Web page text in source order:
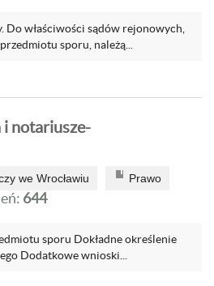
Do właściwości sądów rejonowych,
sporu, należą...
i notariusze-
we Wrocławiu Prawo
644
sporu Dokładne określenie
Dodatkowe wnioski...